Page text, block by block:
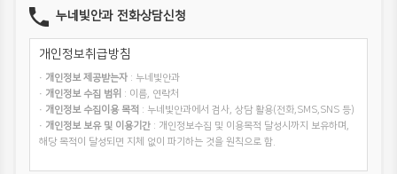
누네빛안과 전화상담신청
개인정보취급방침
· 개인정보 제공받는자 : 누네빛안과
· 개인정보 수집 범위 : 이름, 연락처
· 개인정보 수집이용 목적 : 누네빛안과에서 검사, 상담 활용(전화,SMS,SNS 등)
· 개인정보 보유 및 이용기간 : 개인정보수집 및 이용목적 달성시까지 보유하며,
해당 목적이 달성되면 지체 없이 파기하는 것을 원칙으로 함.